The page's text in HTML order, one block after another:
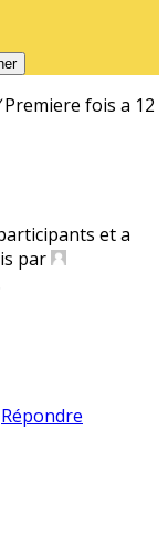
Premiere fois a 12
et a
par
Répondre